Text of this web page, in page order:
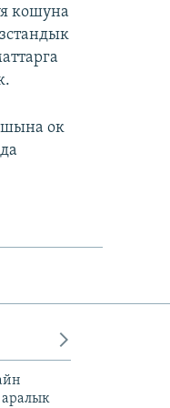
кошуна
ок